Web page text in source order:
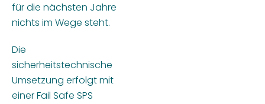
für die nächsten Jahre
nichts im Wege steht.
Die
sicherheitstechnische
Umsetzung erfolgt mit
einer Fail Safe SPS